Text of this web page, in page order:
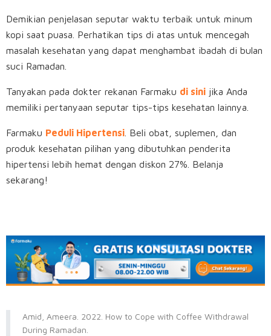
Demikian penjelasan seputar waktu terbaik untuk minum
kopi saat puasa. Perhatikan tips di atas untuk mencegah
masalah kesehatan yang dapat menghambat ibadah di bulan
suci Ramadan.
Tanyakan pada dokter rekanan Farmaku di sini jika Anda
memiliki pertanyaan seputar tips-tips kesehatan lainnya.
Farmaku Peduli Hipertensi . Beli obat, suplemen, dan
produk kesehatan pilihan yang dibutuhkan penderita
hipertensi lebih hemat dengan diskon 27%. Belanja
sekarang!
Amid, Ameera. 2022. How to Cope with Coffee Withdrawal
During Ramadan.